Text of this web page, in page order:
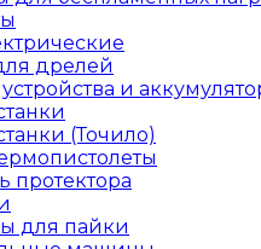
дрелей
и
(Точило)
протектора
для пайки